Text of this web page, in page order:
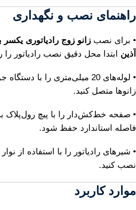
راهنمای نصب و نگهداری
• برای نصب
آذین ابتدا محل دقیق نصب رادیاتور
زانوها متصل کنید.
• صفحه خط‌کش‌دار را با پیچ رول‌پلاک به
فاصله استاندارد حفظ شود.
نصب کنید.
موارد کاربرد